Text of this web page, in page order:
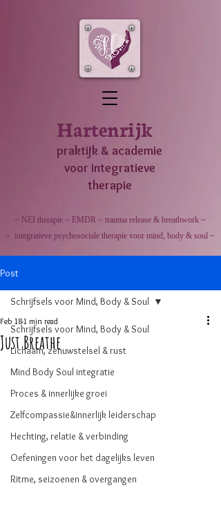
Hartenrijk
praktijk & academie
voor integratieve
therapie
~ NEI therapie ~ EMDR ~ trauma release & breathwork ~
~ integratieve psychosociale therapie voor mind, body & soul ~
Post
Schrijfsels voor Mind, Body & Soul
Lichaam, zenuwstelsel & rust
Mind Body Soul integratie
Proces & innerlijke groei
Zelfcompassie&innerlijk leiderschap
Hechting, relatie & verbinding
Oefeningen voor het dagelijks leven
Ritme, seizoenen & overgangen
Schrijfsels voor Mind, Body & Soul
Just Breathe
Feb 181 min read